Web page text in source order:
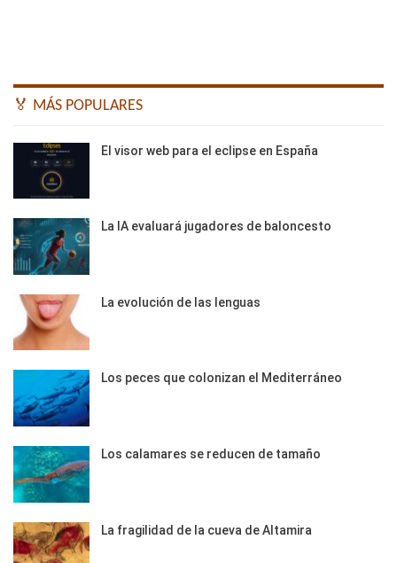
🏅 MÁS POPULARES
El visor web para el eclipse en España
La IA evaluará jugadores de baloncesto
La evolución de las lenguas
Los peces que colonizan el Mediterráneo
Los calamares se reducen de tamaño
La fragilidad de la cueva de Altamira